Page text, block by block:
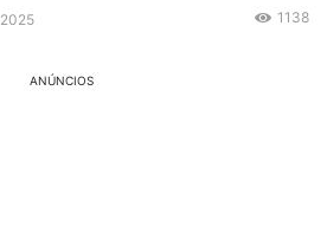
1138
ANÚNCIOS